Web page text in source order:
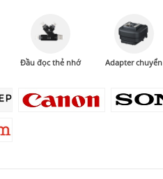
Đầu đọc thẻ nhớ Adapter chuyển